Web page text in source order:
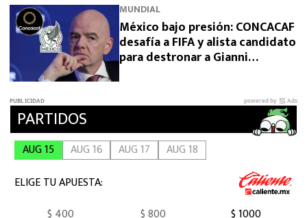
MUNDIAL
México bajo presión: CONCACAF
desafía a FIFA y alista candidato
para destronar a Gianni